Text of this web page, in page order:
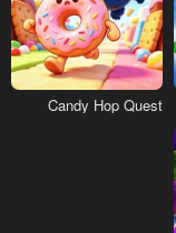
Candy Hop Quest